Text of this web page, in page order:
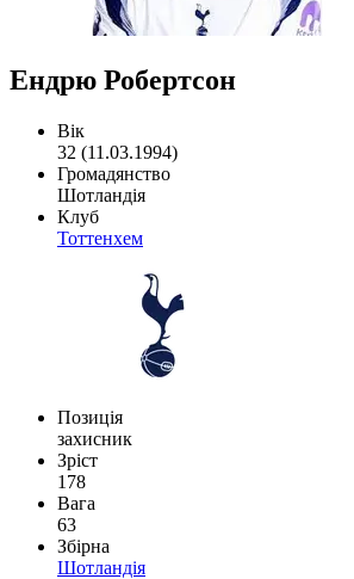
Ендрю Робертсон
Вік
32 (11.03.1994)
Громадянство
Шотландія
Клуб
Тоттенхем
Позиція
захисник
Зріст
178
Вага
63
Збірна
Шотландія